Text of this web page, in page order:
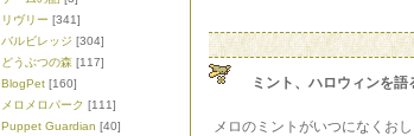
リヴリー [341]
バルビレッジ [304]
どうぶつの森 [117]
BlogPet [160]
メロメロパーク [111]
Puppet Guardian [40]
ミント、ハロウィンを語
メロのミントがいつになくお